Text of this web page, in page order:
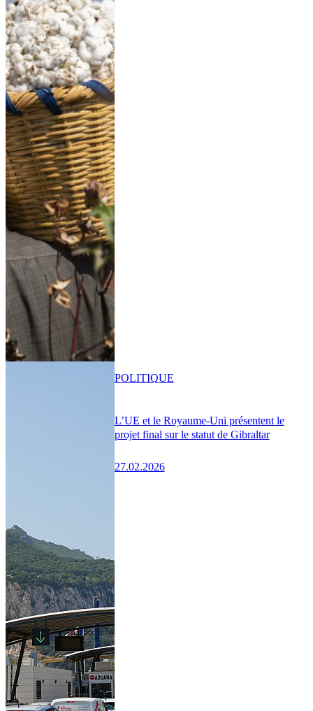
L’UE et le Royaume-Uni présentent le
projet final sur le statut de Gibraltar
27.02.2026
POLITIQUE